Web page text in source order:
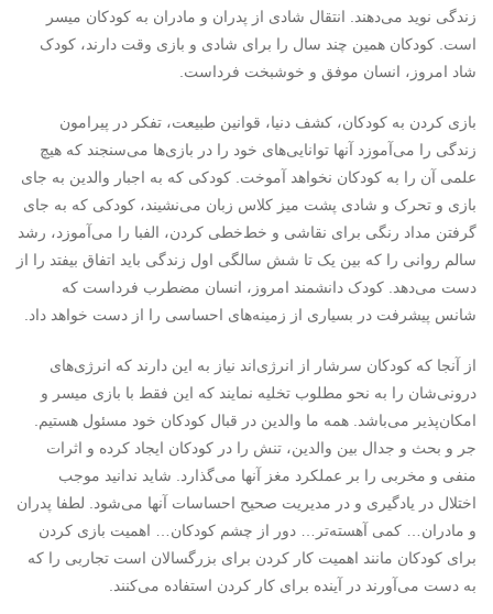
زندگی نوید می‌دهند. انتقال شادی از پدران و مادران به کودکان میسر
است. کودکان همین چند سال را برای شادی و بازی وقت دارند، کودک
شاد امروز، انسان موفق و خوشبخت فرداست.
بازی کردن به کودکان، کشف دنیا، قوانین طبیعت، تفکر در پیرامون
زندگی را می‌آموزد آنها توانایی‌های خود را در بازی‌ها می‌سنجند که هیچ
علمی آن را به کودکان نخواهد آموخت. کودکی که به اجبار والدین به جای
بازی و تحرک و شادی پشت میز کلاس زبان می‌نشیند، کودکی که به جای
گرفتن مداد رنگی برای نقاشی و خط‌خطی کردن، الفبا را می‌آموزد، رشد
سالم روانی را که بین یک تا شش سالگی اول زندگی باید اتفاق بیفتد را از
دست می‌دهد. کودک دانشمند امروز، انسان مضطرب فرداست که
شانس پیشرفت در بسیاری از زمینه‌های احساسی را از دست خواهد داد.
از آنجا که کودکان سرشار از انرژی‌اند نیاز به این دارند که انرژی‌های
درونی‌شان را به نحو مطلوب تخلیه نمایند که این فقط با بازی میسر و
امکان‌پذیر می‌باشد. همه ما والدین در قبال کودکان خود مسئول هستیم.
جر و بحث و جدال بین والدین، تنش را در کودکان ایجاد کرده و اثرات
منفی و مخربی را بر عملکرد مغز آنها می‌گذارد. شاید ندانید موجب
اختلال در یادگیری و در مدیریت صحیح احساسات آنها می‌شود. لطفا پدران
و مادران… کمی آهسته‌تر… دور از چشم کودکان… اهمیت بازی کردن
برای کودکان مانند اهمیت کار کردن برای بزرگسالان است تجاربی را که
به دست می‌آ‌ورند در آینده برای کار کردن استفاده می‌کنند.